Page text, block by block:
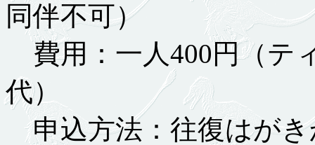
同伴不可）
費用：一人400円（テ
代）
申込方法：往復はが